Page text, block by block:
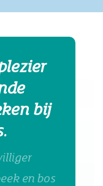
bij
en bos